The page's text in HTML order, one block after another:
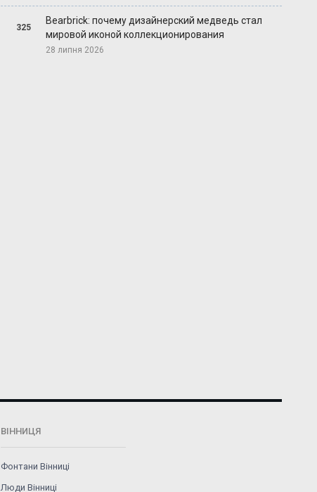
325
Bearbrick: почему дизайнерский медведь стал
мировой иконой коллекционирования
28 липня 2026
ВІННИЦЯ
Фонтани Вінниці
Люди Вінниці